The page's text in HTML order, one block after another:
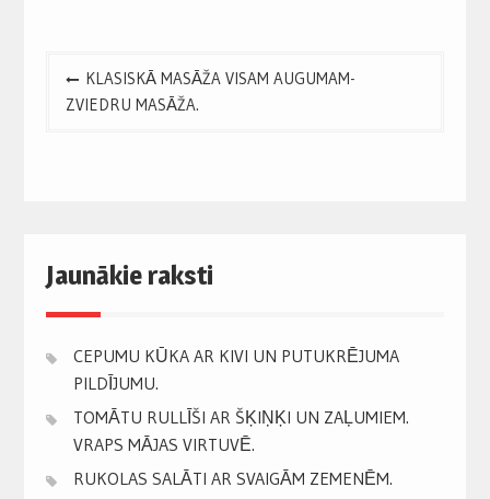
Post
navigation
KLASISKĀ MASĀŽA VISAM AUGUMAM-
ZVIEDRU MASĀŽA.
Jaunākie raksti
CEPUMU KŪKA AR KIVI UN PUTUKRĒJUMA
PILDĪJUMU.
TOMĀTU RULLĪŠI AR ŠĶIŅĶI UN ZAĻUMIEM.
VRAPS MĀJAS VIRTUVĒ.
RUKOLAS SALĀTI AR SVAIGĀM ZEMENĒM.